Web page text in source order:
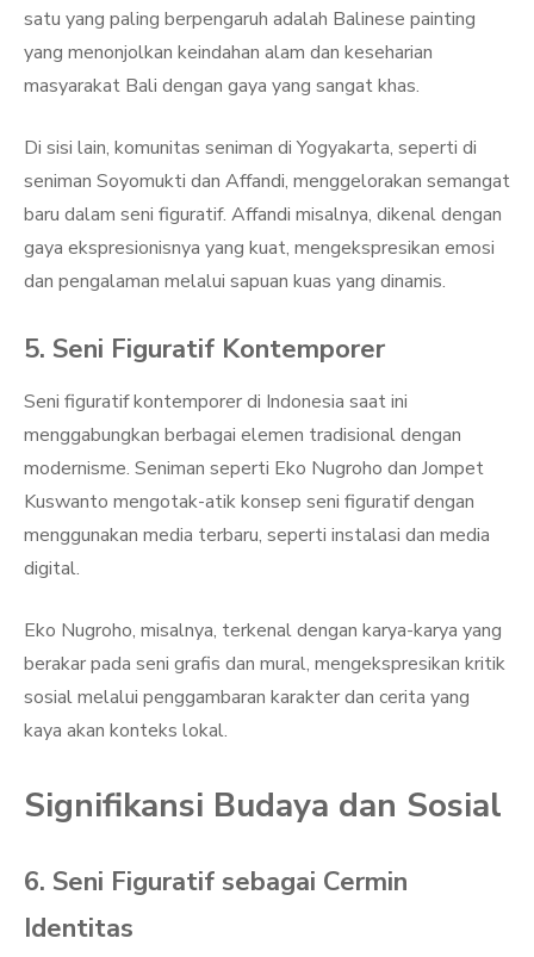
satu yang paling berpengaruh adalah Balinese painting
yang menonjolkan keindahan alam dan keseharian
masyarakat Bali dengan gaya yang sangat khas.
Di sisi lain, komunitas seniman di Yogyakarta, seperti di
seniman Soyomukti dan Affandi, menggelorakan semangat
baru dalam seni figuratif. Affandi misalnya, dikenal dengan
gaya ekspresionisnya yang kuat, mengekspresikan emosi
dan pengalaman melalui sapuan kuas yang dinamis.
5. Seni Figuratif Kontemporer
Seni figuratif kontemporer di Indonesia saat ini
menggabungkan berbagai elemen tradisional dengan
modernisme. Seniman seperti Eko Nugroho dan Jompet
Kuswanto mengotak-atik konsep seni figuratif dengan
menggunakan media terbaru, seperti instalasi dan media
digital.
Eko Nugroho, misalnya, terkenal dengan karya-karya yang
berakar pada seni grafis dan mural, mengekspresikan kritik
sosial melalui penggambaran karakter dan cerita yang
kaya akan konteks lokal.
Signifikansi Budaya dan Sosial
6. Seni Figuratif sebagai Cermin
Identitas